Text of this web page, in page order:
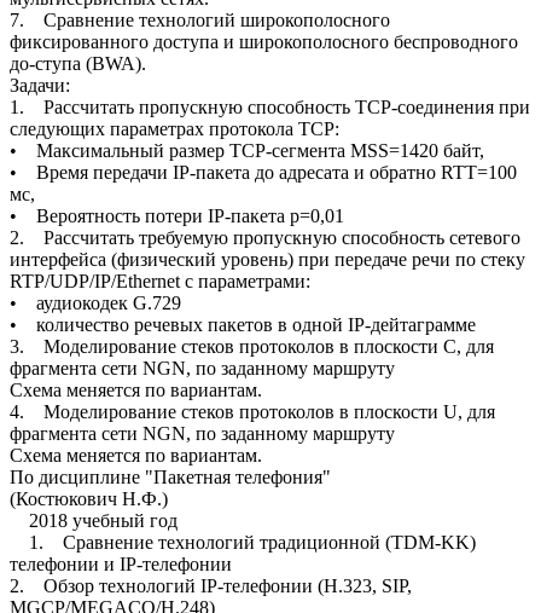
7. Сравнение технологий широкополосного
фиксированного доступа и широкополосного беспроводного
до-ступа (BWA).
Задачи:
1. Рассчитать пропускную способность TCP-соединения при
следующих параметрах протокола TCP:
• Максимальный размер ТСР-сегмента MSS=1420 байт,
• Время передачи IP-пакета до адресата и обратно RTT=100
мс,
• Вероятность потери IP-пакета p=0,01
2. Рассчитать требуемую пропускную способность сетевого
интерфейса (физический уровень) при передаче речи по стеку
RTP/UDP/IP/Ethernet с параметрами:
• аудиокодек G.729
• количество речевых пакетов в одной IP-дейтаграмме
3. Моделирование стеков протоколов в плоскости С, для
фрагмента сети NGN, по заданному маршруту
Схема меняется по вариантам.
4. Моделирование стеков протоколов в плоскости U, для
фрагмента сети NGN, по заданному маршруту
Схема меняется по вариантам.
По дисциплине "Пакетная телефония"
(Костюкович Н.Ф.)
2018 учебный год
1. Сравнение технологий традиционной (TDM-KK)
телефонии и IP-телефонии
2. Обзор технологий IP-телефонии (H.323, SIP,
MGCP/MEGACO/H.248)